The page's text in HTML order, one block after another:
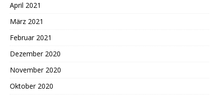
April 2021
März 2021
Februar 2021
Dezember 2020
November 2020
Oktober 2020